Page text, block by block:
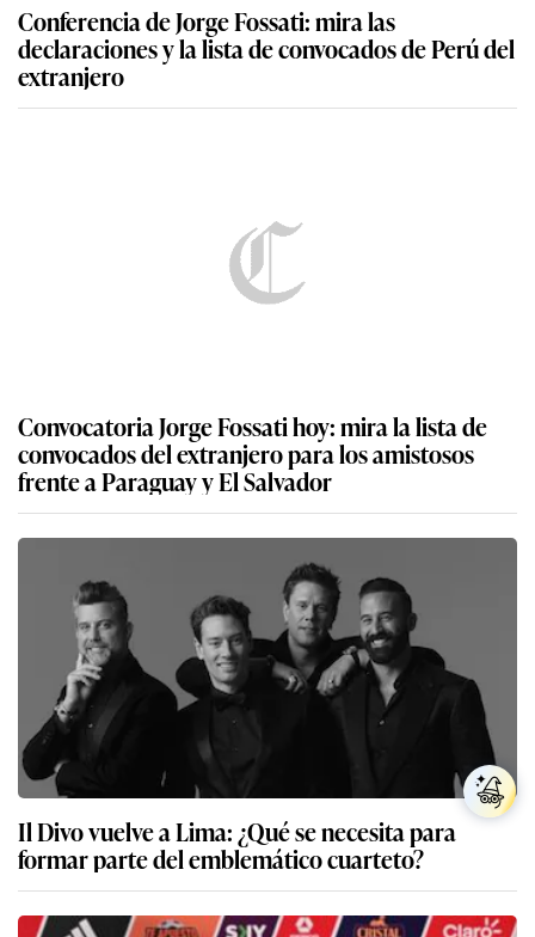
Conferencia de Jorge Fossati: mira las
declaraciones y la lista de convocados de Perú del
extranjero
Convocatoria Jorge Fossati hoy: mira la lista de
convocados del extranjero para los amistosos
frente a Paraguay y El Salvador
Il Divo vuelve a Lima: ¿Qué se necesita para
formar parte del emblemático cuarteto?